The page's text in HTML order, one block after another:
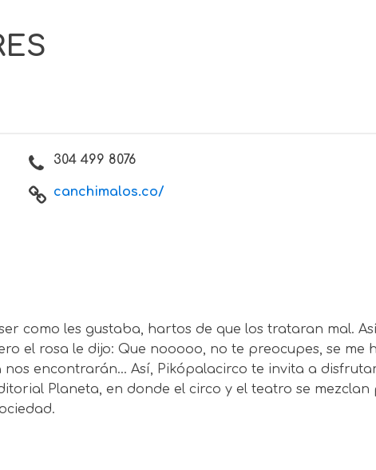
304 499 8076
canchimalos.co/
como les gustaba, hartos de que los trataran mal.
el rosa le dijo: Que nooooo, no te preocupes, se me
encontrarán… Así, Pikópalacirco te invita a
Planeta, en donde el circo y el teatro se